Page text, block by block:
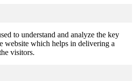
to understand and analyze the key
website which helps in delivering a
visitors.